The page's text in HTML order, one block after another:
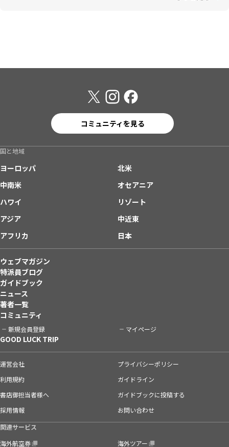
コミュニティを見る
国と地域
ヨーロッパ
北米
中南米
オセアニア
ハワイ
リゾート
アジア
中近東
アフリカ
日本
ウェブマガジン
特派員ブログ
ガイドブック
ニュース
著者一覧
コミュニティ
新規会員登録 マイページ
GOOD LUCK TRIP
運営会社
プライバシーポリシー
利用規約
ガイドライン
書店御担当者様へ
ガイドブックに投稿する
採用情報
お問い合わせ
関連サービス
海外航空券
海外ツアー